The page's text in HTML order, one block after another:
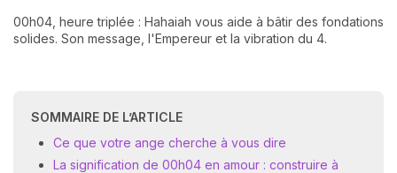
00h04, heure triplée : Hahaiah vous aide à bâtir des fondations
solides. Son message, l'Empereur et la vibration du 4.
SOMMAIRE DE L’ARTICLE
Ce que votre ange cherche à vous dire
La signification de 00h04 en amour : construire à